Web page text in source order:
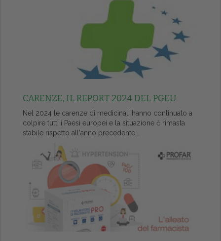
CARENZE, IL REPORT 2024 DEL PGEU
Nel 2024 le carenze di medicinali hanno continuato a
colpire tutti i Paesi europei e la situazione č rimasta
stabile rispetto all'anno precedente...